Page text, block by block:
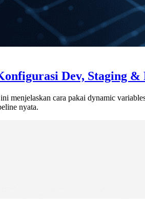
Dev, Staging &
menjelaskan cara pakai dynamic
nyata.